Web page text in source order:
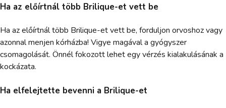
Ha az előírtnál több Brilique-et vett be
Ha az előírtnál több Brilique-et vett be, forduljon orvoshoz vagy
azonnal menjen kórházba! Vigye magával a gyógyszer
csomagolását. Önnél fokozott lehet egy vérzés kialakulásának a
kockázata.
Ha elfelejtette bevenni a Brilique-et